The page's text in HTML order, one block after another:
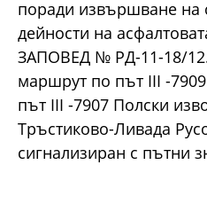
поради извършване на
дейности на
ЗАПОВЕД № РД-11-18/
маршрут по път III -
път III -7907 Полски
Тръстиково-Ливада
сигнализиран с пътни